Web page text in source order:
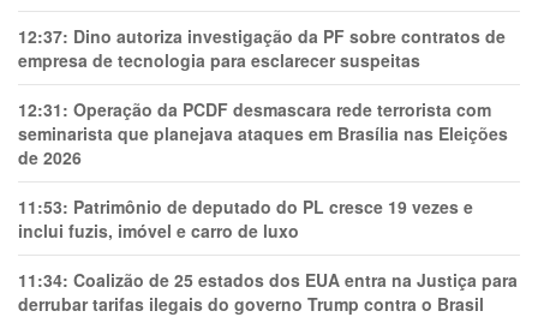
12:37: Dino autoriza investigação da PF sobre contratos de
empresa de tecnologia para esclarecer suspeitas
12:31: Operação da PCDF desmascara rede terrorista com
seminarista que planejava ataques em Brasília nas Eleições
de 2026
11:53: Patrimônio de deputado do PL cresce 19 vezes e
inclui fuzis, imóvel e carro de luxo
11:34: Coalizão de 25 estados dos EUA entra na Justiça para
derrubar tarifas ilegais do governo Trump contra o Brasil